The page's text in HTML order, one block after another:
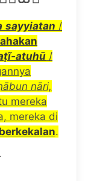
sayyiatan /
ṭĩ-atuhū /
bun nāri,
mereka
mereka di
.